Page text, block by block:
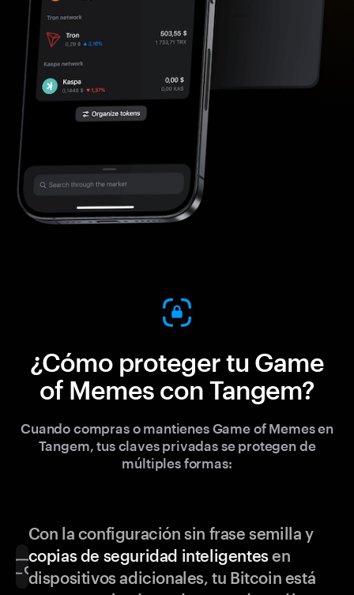
¿Cómo proteger tu Game
of Memes con Tangem?
Cuando compras o mantienes Game of Memes en
Tangem, tus claves privadas se protegen de
múltiples formas:
Con la configuración sin frase semilla y
copias de seguridad inteligentesen
dispositivos adicionales, tu Bitcoin está